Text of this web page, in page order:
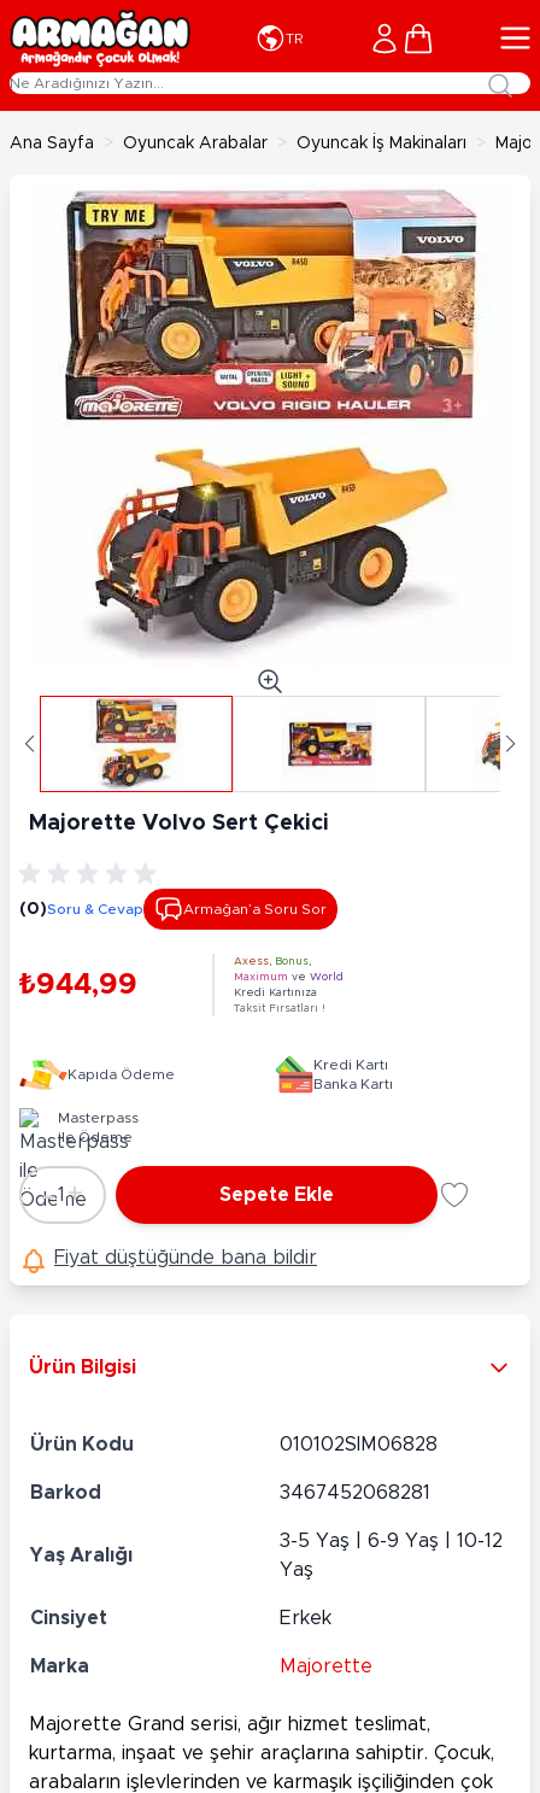
İçeriğe geç
TR Cart
Ana Sayfa > Oyuncak Arabalar > Oyuncak İş Makinaları >
Majorette Volvo Sert Çekici
(0)Soru & Cevap Armağan’a Soru Sor
₺944,99
Axess Bonus
Maximum ve World
Kredi Kartınıza
Taksit Fırsatları !
Kapıda Ödeme
Kredi Kartı
Banka Kartı
Masterpass
ile Ödeme
Adet
-1 + Sepete Ekle
Fiyat düştüğünde bana bildir
Ürün Bilgisi
Ürün Kodu 010102SIM06828
Barkod 3467452068281
Yaş Aralığı
3-5 Yaş | 6-9 Yaş | 10-12
Yaş
Cinsiyet Erkek
Marka Majorette
Majorette Grand serisi, ağır hizmet teslimat,
kurtarma, inşaat ve şehir araçlarına sahiptir. Çocuk,
arabaların işlevlerinden ve karmaşık işçiliğinden çok